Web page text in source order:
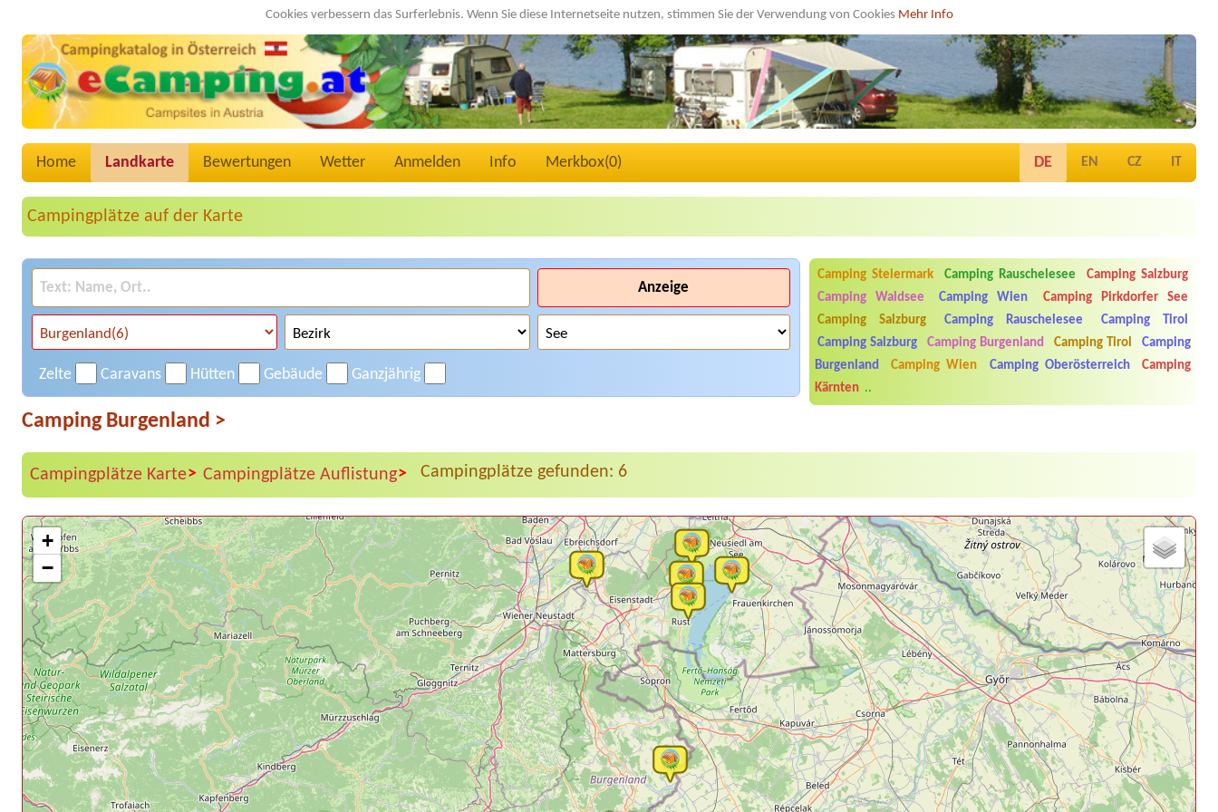
Cookies verbessern das Surferlebnis. Wenn Sie diese Internetseite nutzen, stimmen Sie der Verwendung von Cookies Mehr Info
Home Landkarte Bewertungen Wetter Anmelden Info Merkbox(0) DE EN CZ IT
Campingplätze auf der Karte
Anzeige
Zelte Caravans Hütten Gebäude Ganzjährig
Camping Steiermark Camping Rauschelesee
Camping Salzburg
Camping Waldsee
Camping Wien
Camping Pirkdorfer See
Camping Salzburg
Camping Rauschelesee
Camping Tirol
Camping Salzburg
Camping Burgenland Camping Tirol
Camping
Burgenland
Camping Wien Camping Oberösterreich
Camping
Kärnten ..
Camping Burgenland >
Campingplätze Karte> Campingplätze Auflistung> Campingplätze gefunden: 6
+
−